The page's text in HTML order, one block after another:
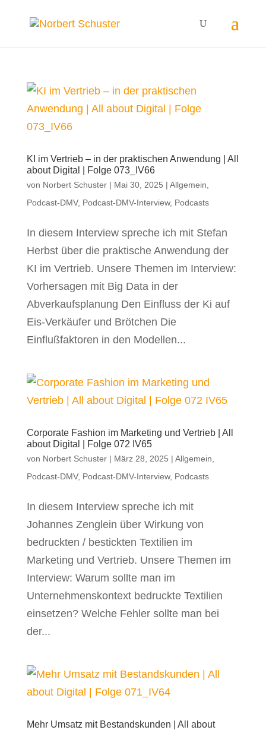
KI im Vertrieb – in der praktischen Anwendung | All
about Digital | Folge 073_IV66
von Norbert Schuster| Mai 30, 2025 | Allgemein
Podcast-DMV, Podcast-DMV-Interview, Podcasts
In diesem Interview spreche ich mit Stefan
Herbst über die praktische Anwendung der
KI im Vertrieb. Unsere Themen im Interview:
Vorhersagen mit Big Data in der
Abverkaufsplanung Den Einfluss der Ki auf
Eis-Verkäufer und Brötchen Die
Einflußfaktoren in den Modellen...
Corporate Fashion im Marketing und Vertrieb | All
about Digital | Folge 072 IV65
von Norbert Schuster| März 28, 2025 | Allgemein
Podcast-DMV, Podcast-DMV-Interview, Podcasts
In diesem Interview spreche ich mit
Johannes Zenglein über Wirkung von
bedruckten / bestickten Textilien im
Marketing und Vertrieb. Unsere Themen im
Interview: Warum sollte man im
Unternehmenskontext bedruckte Textilien
einsetzen? Welche Fehler sollte man bei
der...
Mehr Umsatz mit Bestandskunden | All about